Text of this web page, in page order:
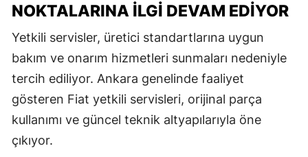
NOKTALARINA İLGI DEVAM EDIYOR
Yetkili servisler, üretici standartlarına uygun
bakım ve onarım hizmetleri sunmaları nedeniyle
tercih ediliyor. Ankara genelinde faaliyet
gösteren Fiat yetkili servisleri, orijinal parça
kullanımı ve güncel teknik altyapılarıyla öne
çıkıyor.